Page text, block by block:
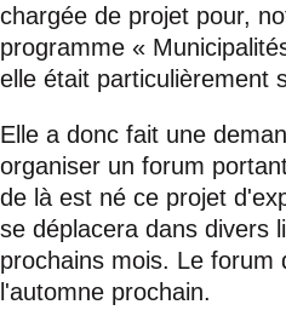
chargée de projet pour,
programme «
elle était particulièrement
Elle a donc fait une
organiser un forum
de là est né ce projet
se déplacera dans divers
prochains mois. Le forum
l'automne prochain.